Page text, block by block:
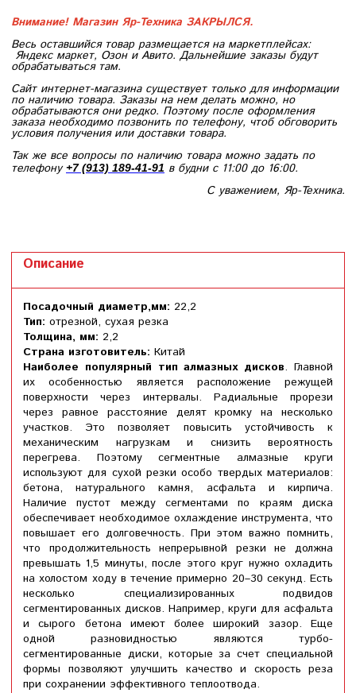
Внимание! Магазин Яр-Техника ЗАКРЫЛСЯ.
Весь оставшийся товар размещается на маркетплейсах:
Яндекс маркет, Озон и Авито. Дальнейшие заказы будут
обрабатываться там.
Сайт интернет-магазина существует только для информации
по наличию товара. Заказы на нем делать можно, но
обрабатываются они редко. Поэтому после оформления
заказа необходимо позвонить по телефону, чтоб обговорить
условия получения или доставки товара.
Так же все вопросы по наличию товара можно задать по
телефону+7 (913) 189-41-91 в будни с 11:00 до 16:00.
С уважением, Яр-Техника.
Описание
Посадочный диаметр,мм: 22,2
Тип: отрезной, сухая резка
Толщина, мм: 2,2
Страна изготовитель: Китай
Наиболее популярный тип алмазных дисков. Главной
их особенностью является расположение режущей
поверхности через интервалы. Радиальные прорези
через равное расстояние делят кромку на несколько
участков. Это позволяет повысить устойчивость к
механическим нагрузкам и снизить вероятность
перегрева. Поэтому сегментные алмазные круги
используют для сухой резки особо твердых материалов:
бетона, натурального камня, асфальта и кирпича.
Наличие пустот между сегментами по краям диска
обеспечивает необходимое охлаждение инструмента, что
повышает его долговечность. При этом важно помнить,
что продолжительность непрерывной резки не должна
превышать 1,5 минуты, после этого круг нужно охладить
на холостом ходу в течение примерно 20–30 секунд. Есть
несколько специализированных подвидов
сегментированных дисков. Например, круги для асфальта
и сырого бетона имеют более широкий зазор. Еще
одной разновидностью являются турбо-
сегментированные диски, которые за счет специальной
формы позволяют улучшить качество и скорость реза
при сохранении эффективного теплоотвода.